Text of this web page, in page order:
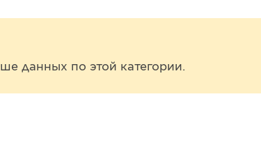
данных по этой категории.